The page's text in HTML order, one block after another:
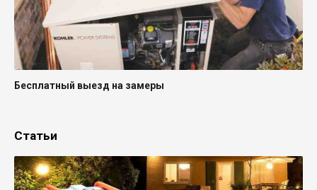
Бесплатный выезд на замеры
Статьи